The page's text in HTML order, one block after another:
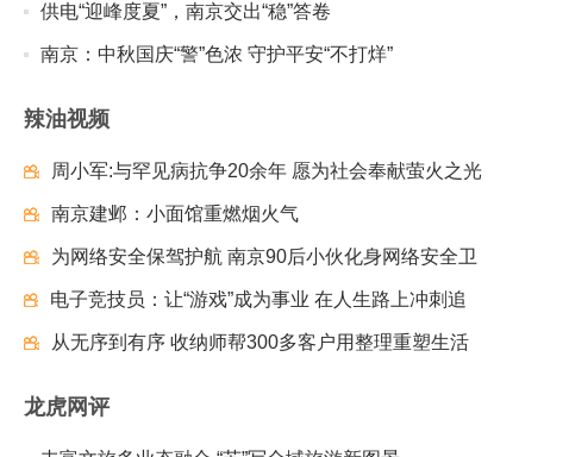
供电“迎峰度夏”，南京交出“稳”答卷
南京：中秋国庆“警”色浓 守护平安“不打烊”
辣油视频
周小军:与罕见病抗争20余年 愿为社会奉献萤火之光
南京建邺：小面馆重燃烟火气
为网络安全保驾护航 南京90后小伙化身网络安全卫
士
电子竞技员：让“游戏”成为事业 在人生路上冲刺追
梦夺冠
从无序到有序 收纳师帮300多客户用整理重塑生活
龙虎网评